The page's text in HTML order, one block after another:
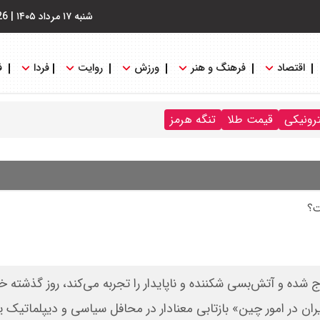
شنبه ۱۷ مرداد ۱۴۰۵ |
اقتصاد فرهنگ و هنر ورزش روایت فردا
قیمت طلا تنگه هرمز
آمریکا و اسرائیل خارج شده و آتش‌بسی شکننده و ناپایدار را تجربه می‌کند، روز
در امور چین» بازتابی معنادار در محافل سیاسی و